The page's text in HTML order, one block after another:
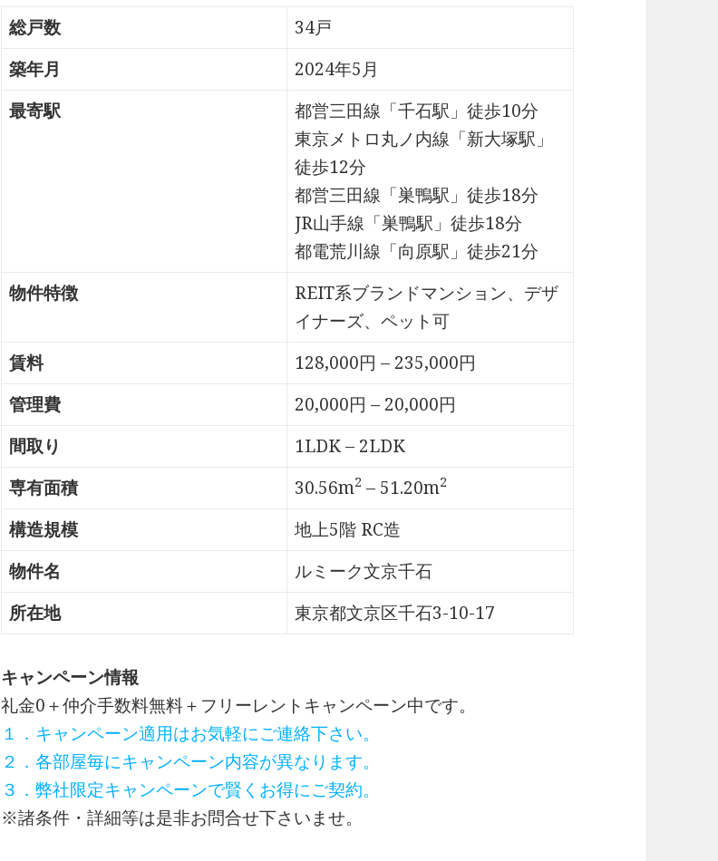
総戸数
34戸
築年月
2024年5月
最寄駅
都営三田線「千石駅」徒歩10分
東京メトロ丸ノ内線「新大塚駅」
徒歩12分
都営三田線「巣鴨駅」徒歩18分
JR山手線「巣鴨駅」徒歩18分
都電荒川線「向原駅」徒歩21分
物件特徴
REIT系ブランドマンション、デザ
イナーズ、ペット可
賃料
128,000円 – 235,000円
管理費
20,000円 – 20,000円
間取り
1LDK – 2LDK
専有面積
30.56m2 – 51.20m2
構造規模
地上5階 RC造
物件名
ルミーク文京千石
所在地
東京都文京区千石3-10-17
キャンペーン情報
礼金0＋仲介手数料無料＋ フリーレント キャンペーン中です。
１．キャンペーン適用はお気軽にご連絡下さい。
２．各部屋毎にキャンペーン内容が異なります。
３．弊社限定キャンペーンで賢くお得にご契約。
※諸条件・詳細等は是非お問合せ下さいませ。